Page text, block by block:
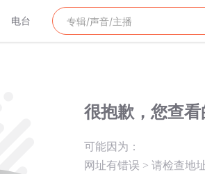
电台
很抱歉，您查
可能因为：
网址有错误 > 请检查地